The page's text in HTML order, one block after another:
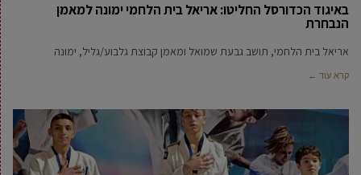
באיגוד הכדורסל החליטו: אריאל בית הלחמי ימונה למאמן
הנבחרת
אריאל בית הלחמי, תושב גבעת שמואל ומאמן קבוצת גלבוע/גליל, ימונה
קרא עוד ←